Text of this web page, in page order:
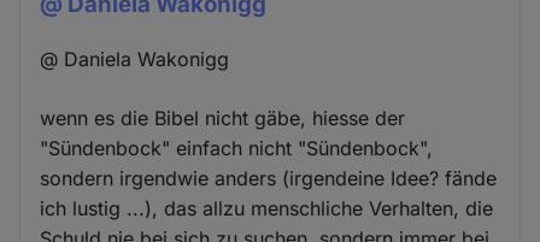
@ Daniela Wakonigg
wenn es die Bibel nicht gäbe, hiesse der
"Sündenbock" einfach nicht "Sündenbock",
sondern irgendwie anders (irgendeine Idee? fände
ich lustig ...), das allzu menschliche Verhalten, die